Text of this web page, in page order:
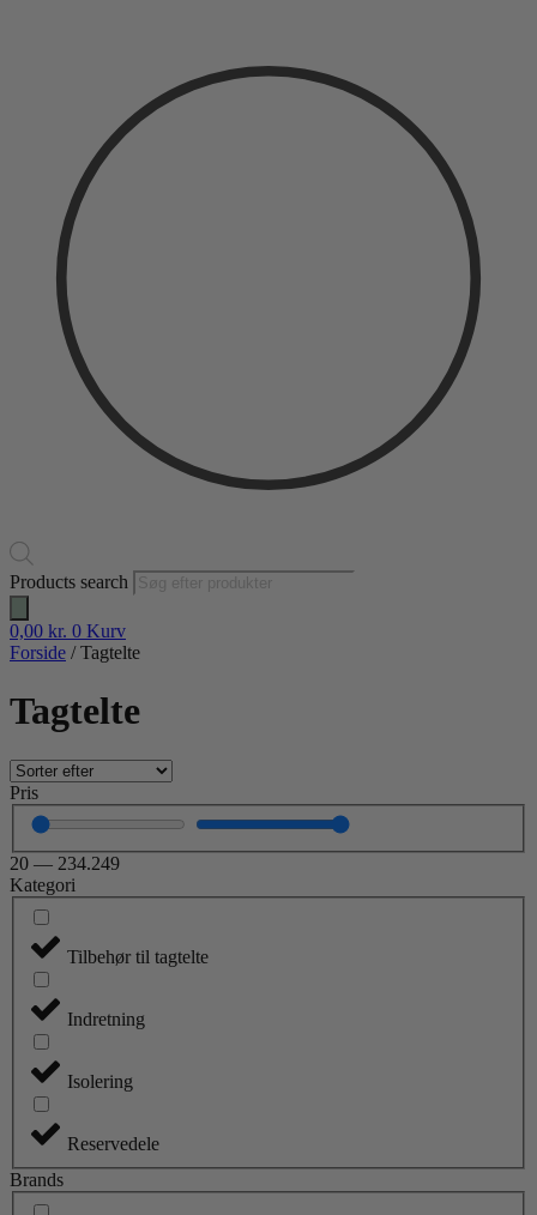
Products search
0,00 kr. 0 Kurv
Forside / Tagtelte
Tagtelte
Pris
20 — 234.249
Kategori
Tilbehør til tagtelte
Indretning
Isolering
Reservedele
Brands